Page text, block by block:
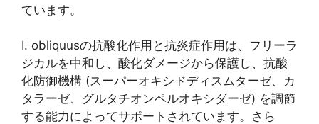
ています。
I. obliquusの抗酸化作用と抗炎症作用は、フリーラ
ジカルを中和し、酸化ダメージから保護し、抗酸
化防御機構 (スーパーオキシドディスムターゼ、カ
タラーゼ、グルタチオンペルオキシダーゼ) を調節
する能力によってサポートされています。さら